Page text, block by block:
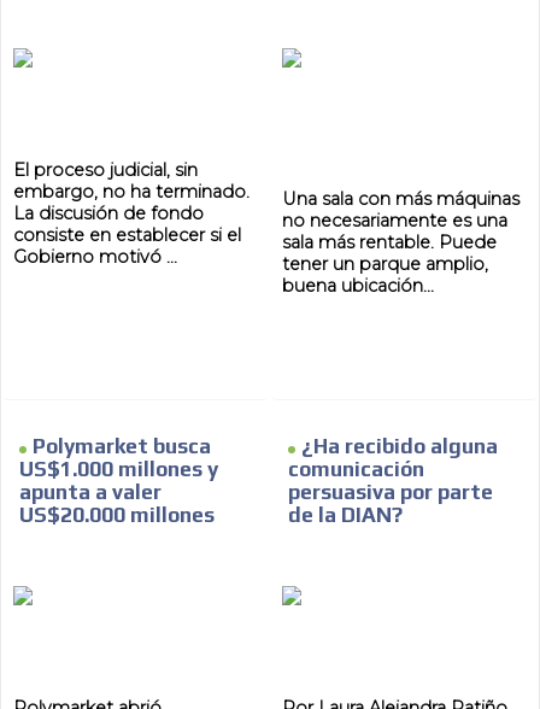
El proceso judicial, sin
embargo, no ha terminado.
La discusión de fondo
consiste en establecer si el
Gobierno motivó ...
Una sala con más máquinas
no necesariamente es una
sala más rentable. Puede
tener un parque amplio,
buena ubicación...
Polymarket busca
US$1.000 millones y
apunta a valer
US$20.000 millones
¿Ha recibido alguna
comunicación
persuasiva por parte
de la DIAN?